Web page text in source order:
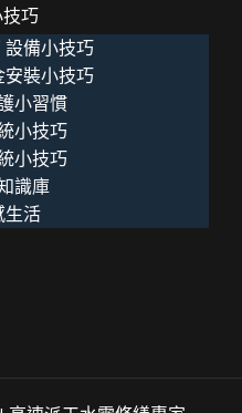
巧
備小技巧
裝小技巧
小習慣
小技巧
小技巧
識庫
生活